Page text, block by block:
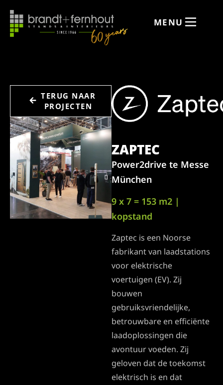
MENU
TERUG NAAR
PROJECTEN
ZAPTEC
Power2drive te Messe
München
9 x 7 = 153 m2 |
kopstand
Zaptec is een Noorse
fabrikant van laadstations
voor elektrische
voertuigen (EV). Zij
bouwen
gebruiksvriendelijke,
betrouwbare en efficiënte
laadoplossingen die
avontuur voeden. Zij
geloven dat de toekomst
elektrisch is en dat